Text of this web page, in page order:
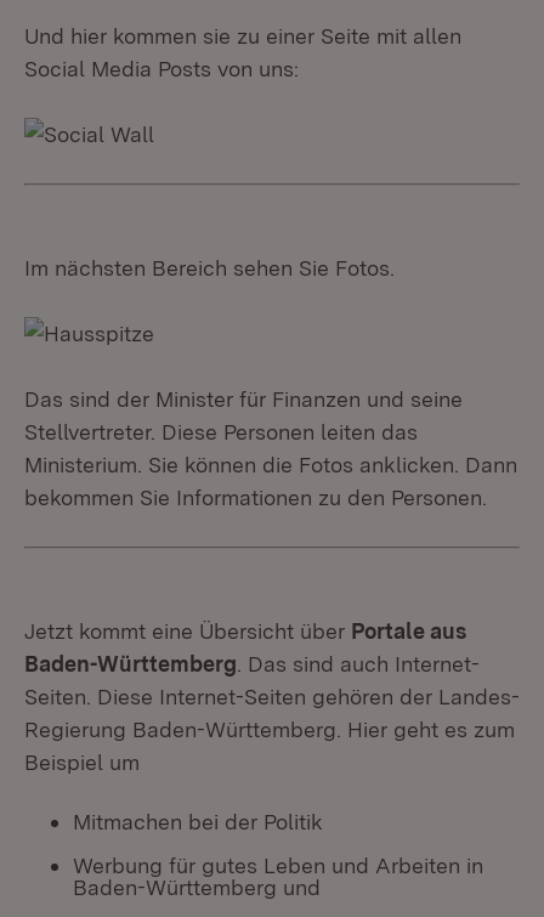
Und hier kommen sie zu einer Seite mit allen
Social Media Posts von uns:
Im nächsten Bereich sehen Sie Fotos.
Das sind der Minister für Finanzen und seine
Stellvertreter. Diese Personen leiten das
Ministerium. Sie können die Fotos anklicken. Dann
bekommen Sie Informationen zu den Personen.
Jetzt kommt eine Übersicht über Portale aus
Baden-Württemberg . Das sind auch Internet-
Seiten. Diese Internet-Seiten gehören der Landes-
Regierung Baden-Württemberg. Hier geht es zum
Beispiel um
Mitmachen bei der Politik
Werbung für gutes Leben und Arbeiten in
Baden-Württemberg und